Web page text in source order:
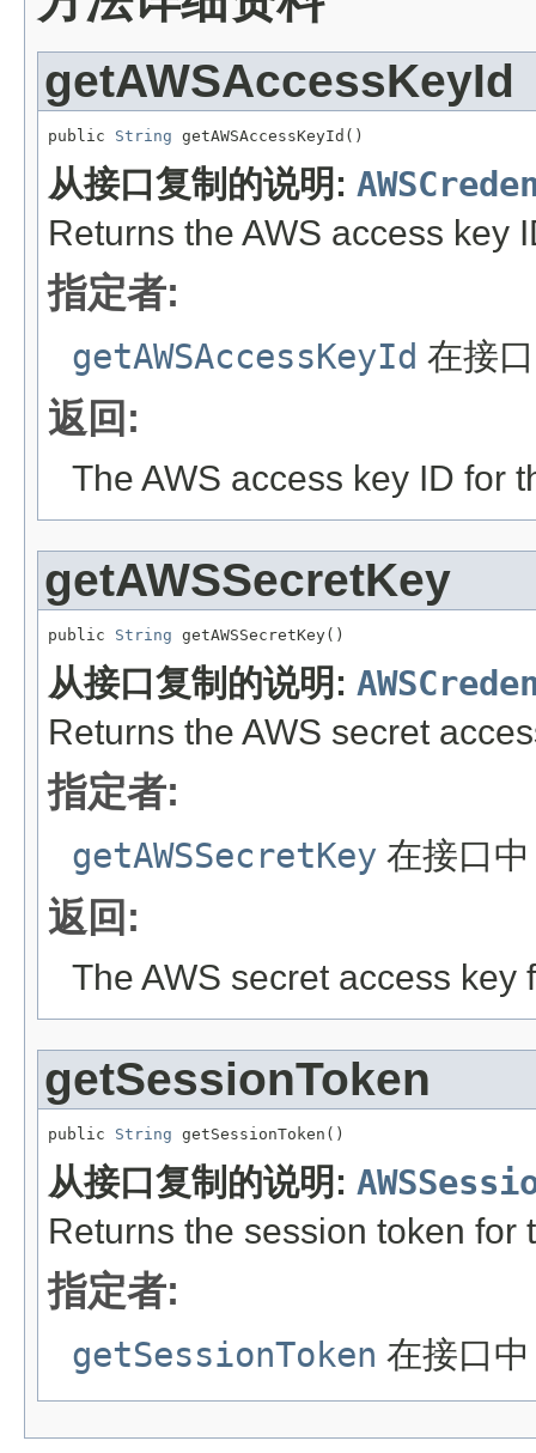
getAWSAccessKeyId
public String getAWSAccessKeyId()
从接口复制的说明:
Returns the AWS access key
指定者:
getAWSAccessKeyId 在接
返回:
The AWS access key ID for
getAWSSecretKey
public String getAWSSecretKey()
从接口复制的说明:
Returns the AWS secret
指定者:
getAWSSecretKey 在接口
返回:
The AWS secret access
getSessionToken
public String getSessionToken()
从接口复制的说明:
Returns the session token for
指定者:
getSessionToken 在接口